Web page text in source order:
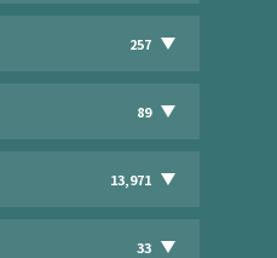
257
89
13,971
33